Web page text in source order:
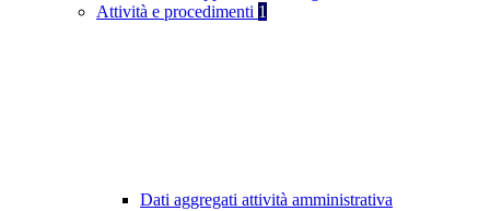
Attività e procedimenti 1
Dati aggregati attività amministrativa